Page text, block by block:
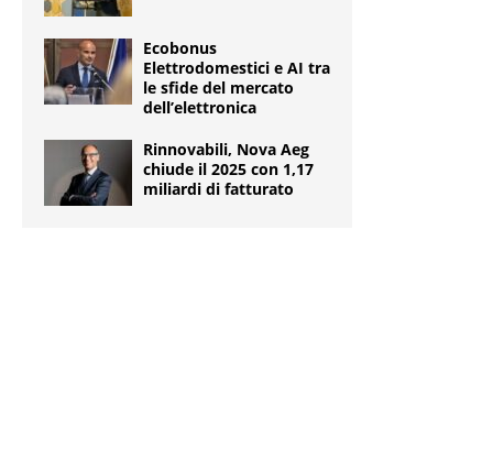
Ecobonus
Elettrodomestici e AI tra
le sfide del mercato
dell’elettronica
Rinnovabili, Nova Aeg
chiude il 2025 con 1,17
miliardi di fatturato